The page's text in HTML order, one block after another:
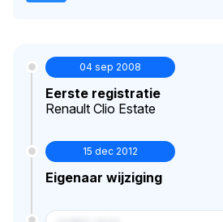
04 sep 2008
Eerste registratie
Renault Clio Estate
15 dec 2012
Eigenaar wijziging